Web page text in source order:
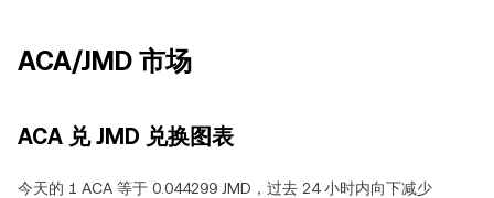
ACA/JMD 市场
ACA 兑 JMD 兑换图表
今天的 1 ACA 等于 0.044299 JMD，过去 24 小时内向下减少